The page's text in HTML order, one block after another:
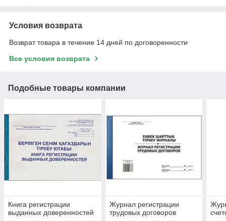
Условия возврата
Возврат товара в течение 14 дней по договоренности
Все условия возврата
Подобные товары компании
Книга регистрации
выданных доверенностей
Журнал регистрации
трудовых договоров